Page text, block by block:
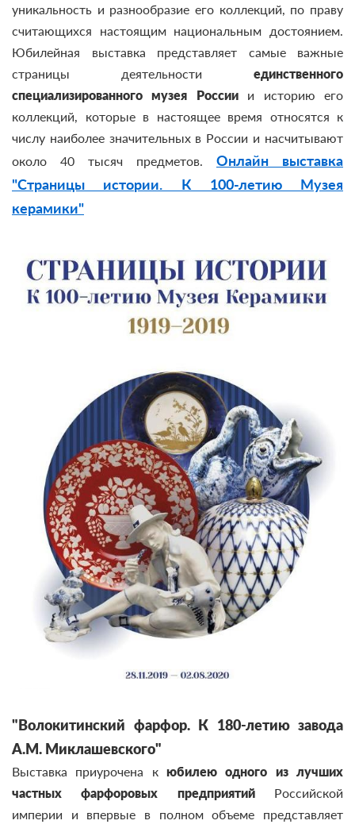
уникальность и разнообразие его коллекций, по праву
считающихся настоящим национальным достоянием.
Юбилейная выставка представляет самые важные
страницы деятельности единственного
специализированного музея Россиии историю его
коллекций, которые в настоящее время относятся к
числу наиболее значительных в России и насчитывают
около 40 тысяч предметов. Онлайн выставка
"Страницы истории. К 100-летию Музея
керамики"
"Волокитинский фарфор. К 180-летию завода
А.М. Миклашевского"
Выставка приурочена к юбилею одного из лучших
частных фарфоровых предприятийРоссийской
империи и впервые в полном объеме представляет